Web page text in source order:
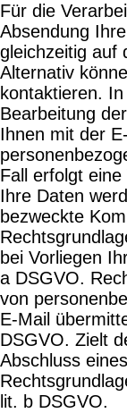
Für die
Absendung
gleichzeitig auf
Alternativ
kontaktieren.
Bearbeitung
Ihnen mit der
Fall erfolgt
Ihre Daten
bezweckte
bei Vorliegen
a DSGVO.
von
E-Mail
DSGVO. Zielt
Abschluss
lit. b DSGVO.